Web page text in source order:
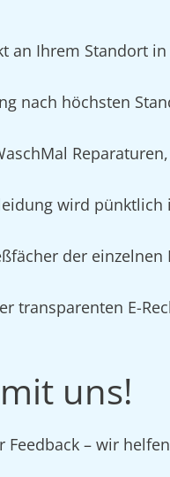
an Ihrem Standort
nach höchsten
wird
der
transparenten E-
uns!
Feedback – wir